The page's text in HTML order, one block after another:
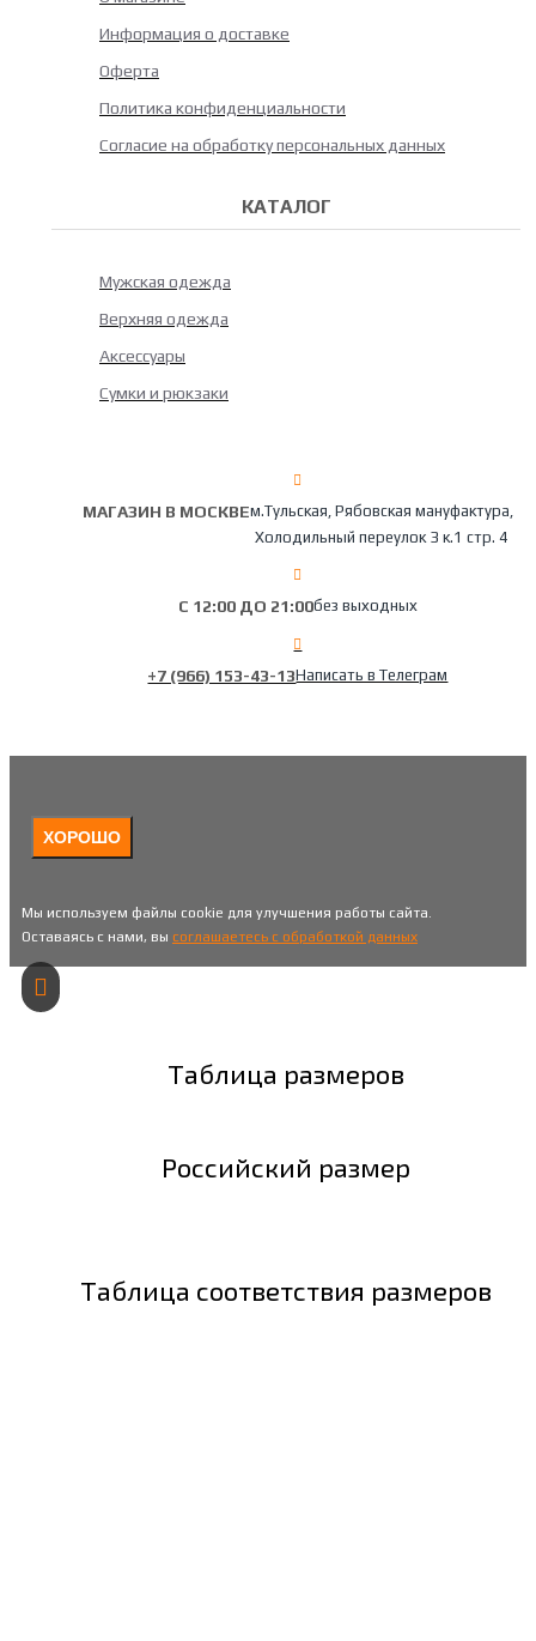
Информация о доставке
Оферта
Политика конфиденциальности
Согласие на обработку персональных данных
КАТАЛОГ
Мужская одежда
Верхняя одежда
Аксессуары
Сумки и рюкзаки
МАГАЗИН В МОСКВЕм.Тульская, Рябовская мануфактура,
Холодильный переулок 3 к.1 стр. 4
С 12:00 ДО 21:00без выходных
+7 (966) 153-43-13Написать в Телеграм
ХОРОШО
Мы используем файлы cookie для улучшения работы сайта.
Оставаясь с нами, вы соглашаетесь с обработкой данных
Таблица размеров
Российский размер
Таблица соответствия размеров